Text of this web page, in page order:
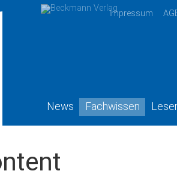
Impressum
News Fachwissen